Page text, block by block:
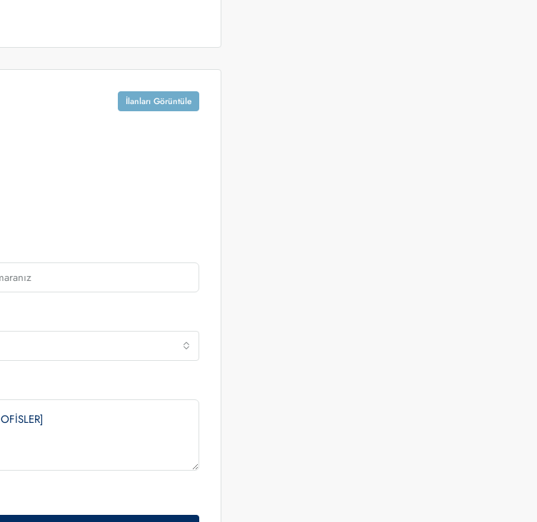
İlanları Görüntüle